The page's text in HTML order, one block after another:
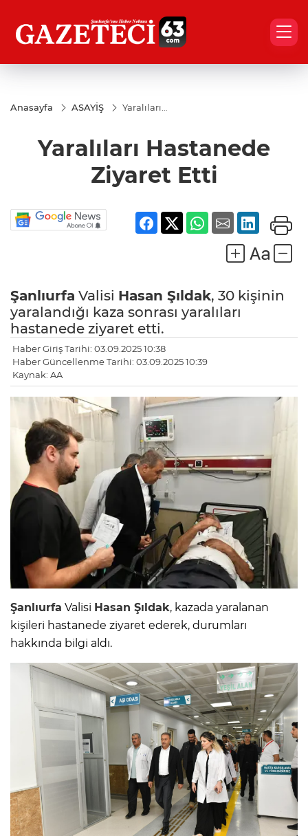
Anasayfa ASAYİŞ
Yaralıları
Yaralıları Hastanede
Ziyaret Etti
Şanlıurfa Valisi Hasan Şıldak, 30 kişinin
yaralandığı kaza sonrası yaralıları
hastanede ziyaret etti.
Haber Giriş Tarihi: 03.09.2025 10:38
Haber Güncellenme Tarihi: 03.09.2025 10:39
Kaynak: AA
Şanlıurfa Valisi Hasan Şıldak, kazada yaralanan
kişileri hastanede ziyaret ederek, durumları
hakkında bilgi aldı.